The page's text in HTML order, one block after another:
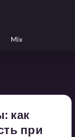
Mix
как
при